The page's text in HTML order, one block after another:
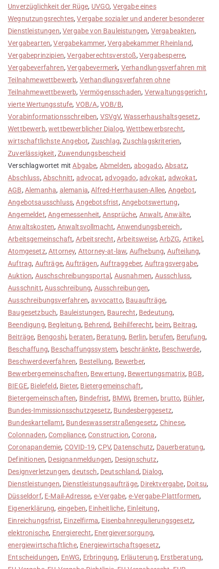
Unverzüglichkeit der Rüge, UVGO, Vergabe eines
Wegnutzungsrechtes,Vergabe sozialer und anderer besonderer
Dienstleistungen,Vergabe von Bauleistungen, Vergabeakten,
Vergabearten,Vergabekammer, Vergabekammer Rheinland,
Vergabeprinzipien,Vergaberechtsverstoß, Vergabesperre,
Vergabeverfahren,Vergabevermerk, Verhandlungsverfahren mit
Teilnahmewettbewerb, Verhandlungsverfahren ohne
Teilnahmewettbewerb, Vermögensschaden, Verwaltungsgericht,
vierte Wertungsstufe, VOB/A, VOB/B,
Vorabinformationsschreiben, VSVgV, Wasserhaushaltsgesetz,
Wettbewerb,wettbewerblicher Dialog,Wettbewerbsrecht,
wirtschaftlichste Angebot, Zuschlag,Zuschlagskriterien,
Zuverlässigkeit, Zuwendungsbescheid
Verschlagwortet mitAbgabe, Abmelden, abogado,Absatz,
Abschluss, Abschnitt, advocat,advogado,advokat, adwokat,
AGB, Alemanha, alemania,Alfred-Herrhausen-Allee, Angebot,
Angebotsausschluss,Angebotsfrist, Angebotswertung,
Angemeldet,Angemessenheit, Ansprüche, Anwalt,Anwälte,
Anwaltskosten, Anwaltsvollmacht, Anwendungsbereich,
Arbeitsgemeinschaft, Arbeitsrecht, Arbeitsweise,ArbZG, Artikel ,
Atomgesetz,Attorney, Attorney-at-law, Aufhebung, Aufteilung,
Auftrag, Aufträge,Aufträgen,Auftraggeber, Auftragsvergabe,
Auktion, Auschschreibungsportal, Ausnahmen, Ausschluss,
Ausschnitt,Ausschreibung, Ausschreibungen,
Ausschreibungsverfahren,avvocatto, Bauaufträge,
Baugesetzbuch, Bauleistungen, Baurecht, Bedeutung,
Beendigung, Begleitung, Behrend, Beihilferecht, beim, Beitrag,
Beiträge, Bengoshi, beraten, Beratung, Berlin, berufen, Berufung,
Beschaffung, Beschaffungssystem, beschränkte, Beschwerde,
Beschwerdeverfahren, Bestellung, Bewerber,
Bewerbergemeinschaften, Bewertung, Bewertungsmatrix, BGB,
BIEGE, Bielefeld, Bieter, Bietergemeinschaft,
Bietergemeinschaften, Bindefrist, BMWi, Bremen, brutto, Bühler,
Bundes-Immissionsschutzgesetz, Bundesberggesetz,
Bundeskartellamt, Bundeswasserstraßengesetz, Chinese,
Colonnaden,Compliance,Construction,Corona,
Coronapandemie, COVID-19,CPV, Datenschutz, Dauerberatung,
Definitionen, Designanmeldungen, Designschutz,
Designverletzungen,deutsch, Deutschland, Dialog,
Dienstleistungen, Dienstleistungsaufträge, Direktvergabe, Doitsu,
Düsseldorf, E-Mail-Adresse, e-Vergabe, e-Vergabe-Plattformen,
Eigenerklärung, eingeben, Einheitliche, Einleitung,
Einreichungsfrist, Einzelfirma, Eisenbahnregulierungsgesetz,
elektronische, Energierecht, Energieversorgung,
energiewirtschaftliche, Energiewirtschaftsgesetz,
Entscheidungen, EnWG, Erbringung, Erläuterung, Erstberatung,